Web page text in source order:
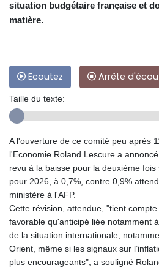
situation budgétaire française et
matière.
Ecoutez Arrête
Taille du texte:
A l'ouverture de ce comité peu après
l'Economie Roland Lescure a
revu à la baisse pour la deuxième
pour 2026, à 0,7%, contre 0,9%
ministère à l'AFP.
Cette révision, attendue, "tient compte
favorable qu'anticipé liée notamment
de la situation internationale,
Orient, même si les signaux sur
plus encourageants", a souligné